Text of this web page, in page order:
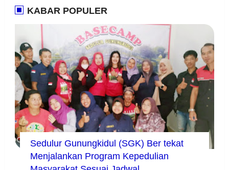
KABAR POPULER
Sedulur Gunungkidul (SGK) Ber tekat
Menjalankan Program Kepedulian